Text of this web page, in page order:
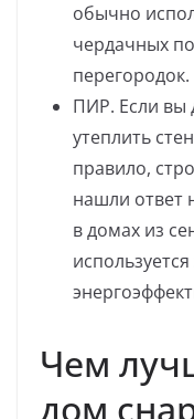
обычно
чердачных
перегородок.
ПИР. Если вы
утеплить
правило,
нашли ответ
в домах из
Чем
дом